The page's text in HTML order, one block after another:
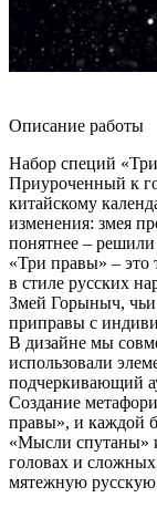
Описание работы
Набор специй
Приуроченный к
китайскому
изменения: змея
понятнее –
«Три правы» –
в стиле русских
Змей Горыныч,
приправы с
В дизайне мы
использовали
подчеркивающий
Создание
правы», и каждой
«Мысли спутаны»
головах и
мятежную